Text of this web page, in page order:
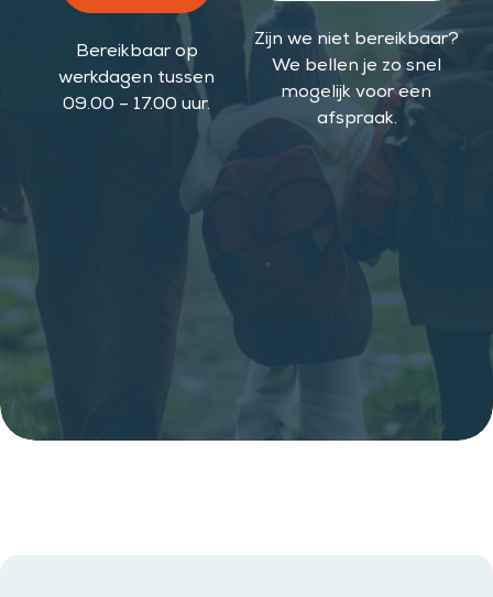
Bereikbaar op
werkdagen tussen
09.00 – 17.00 uur.
Zijn we niet bereikbaar?
We bellen je zo snel
mogelijk voor een
afspraak.